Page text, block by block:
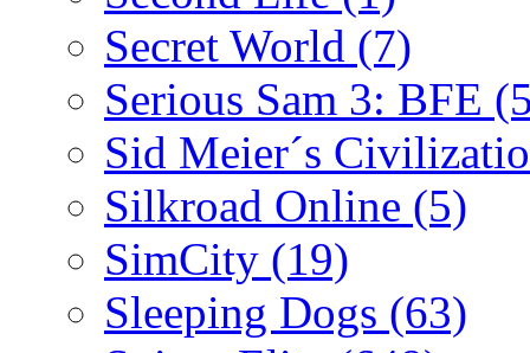
Secret World (7)
Serious Sam 3: BFE
Sid Meier´s
Silkroad Online (5)
SimCity (19)
Sleeping Dogs (63)